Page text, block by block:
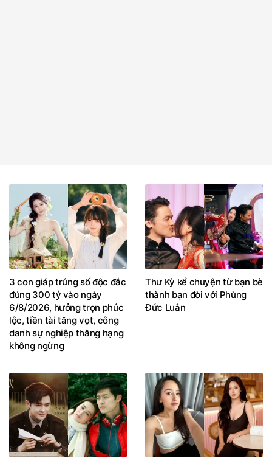
3 con giáp trúng số độc đắc
đúng 300 tỷ vào ngày
6/8/2026, hưởng trọn phúc
lộc, tiền tài tăng vọt, công
danh sự nghiệp thăng hạng
không ngừng
Thư Kỳ kể chuyện từ bạn bè
thành bạn đời với Phùng
Đức Luân